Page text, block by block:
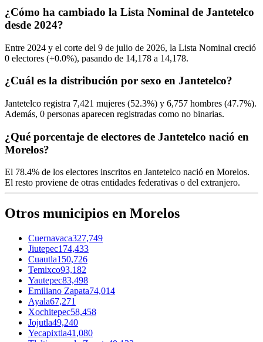
¿Cómo ha cambiado la Lista Nominal de Jantetelco
desde 2024?
Entre 2024 y el corte del 9 de julio de 2026, la Lista Nominal creció
0 electores (+0.0%), pasando de 14,178 a 14,178.
¿Cuál es la distribución por sexo en Jantetelco?
Jantetelco registra 7,421 mujeres (52.3%) y 6,757 hombres (47.7%).
Además, 0 personas aparecen registradas como no binarias.
¿Qué porcentaje de electores de Jantetelco nació en
Morelos?
El 78.4% de los electores inscritos en Jantetelco nació en Morelos.
El resto proviene de otras entidades federativas o del extranjero.
Otros municipios en Morelos
Cuernavaca327,749
Jiutepec174,433
Cuautla150,726
Temixco93,182
Yautepec83,498
Emiliano Zapata74,014
Ayala67,271
Xochitepec58,458
Jojutla49,240
Yecapixtla41,080